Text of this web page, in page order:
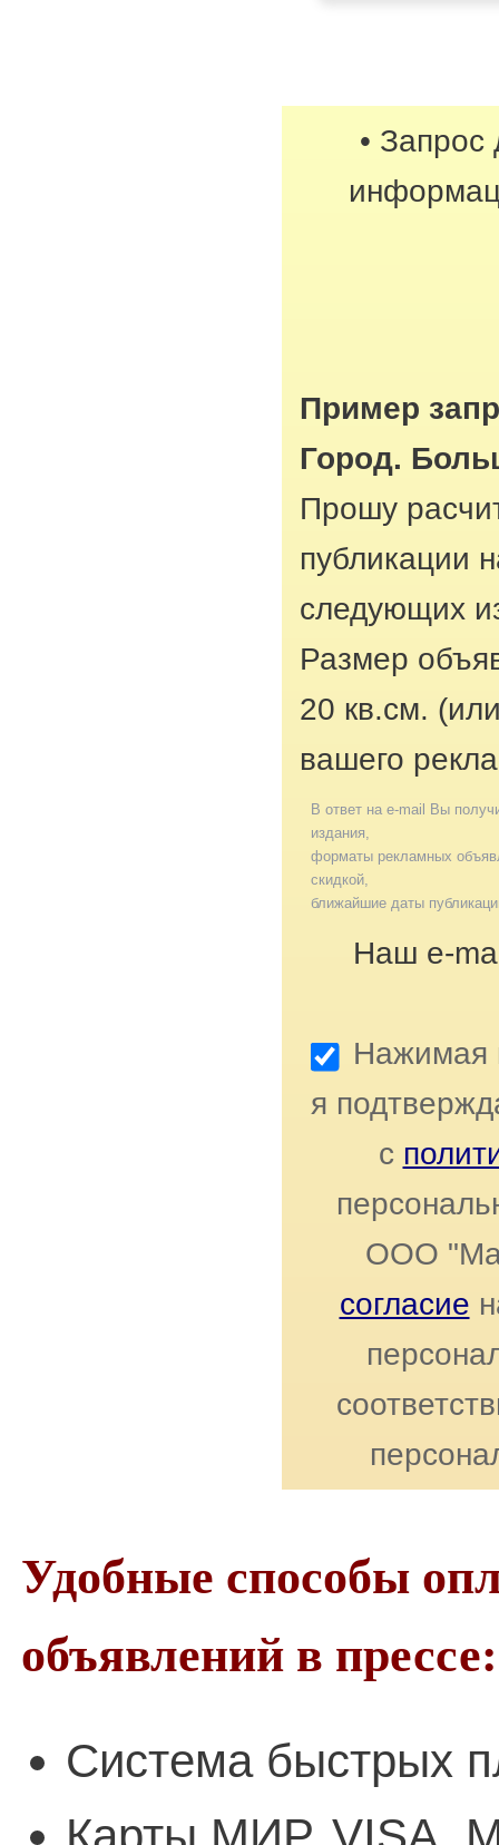
• Запрос
Пример
Город.
Прошу
публикации
следующих
Размер
20 кв.см.
вашего
В ответ на e-mail Вы
издания,
форматы рекламных
скидкой,
ближайшие даты
Наш e-
Нажимая
я
с
ООО
согласие
Удобные способы
объявлений в прессе:
Система быстрых